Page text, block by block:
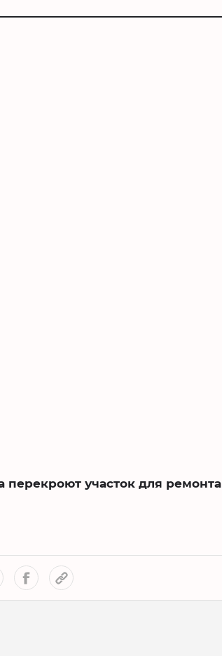
участок для ремонта